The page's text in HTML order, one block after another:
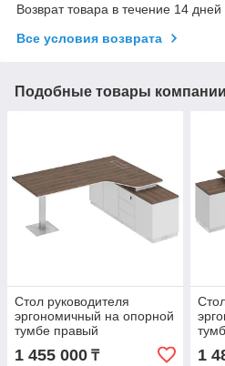
Возврат товара в течение 14
Все условия возврата
Подобные товары компании
Стол руководителя
эргономичный на опорной
тумбе правый
1 455 000 ₸ 1